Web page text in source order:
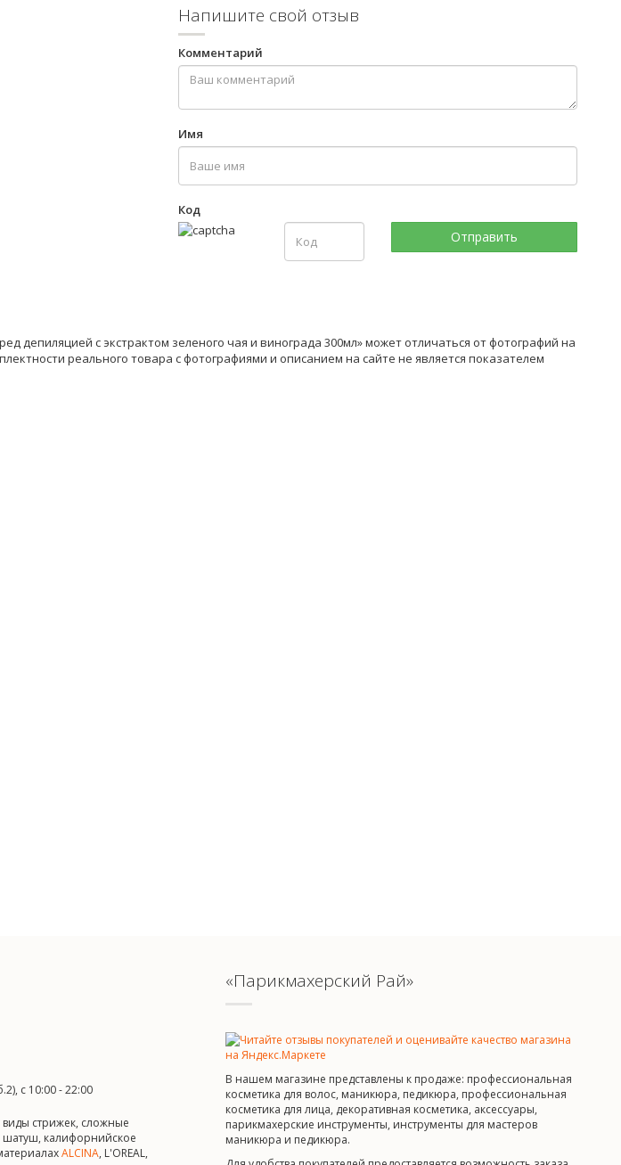
Напишите свой отзыв
Комментарий
Имя
Код
депиляцией с экстрактом зеленого чая и винограда 300мл» может отличаться от фотографий на
реального товара с фотографиями и описанием на сайте не является показателем
c 10:00 - 22:00
виды стрижек, сложные
калифорнийское
ALCINA, L'OREAL,
«Парикмахерский Рай»
В нашем магазине представлены к продаже: профессиональная
косметика для волос, маникюра, педикюра, профессиональная
косметика для лица, декоративная косметика, аксессуары,
парикмахерские инструменты, инструменты для мастеров
маникюра и педикюра.